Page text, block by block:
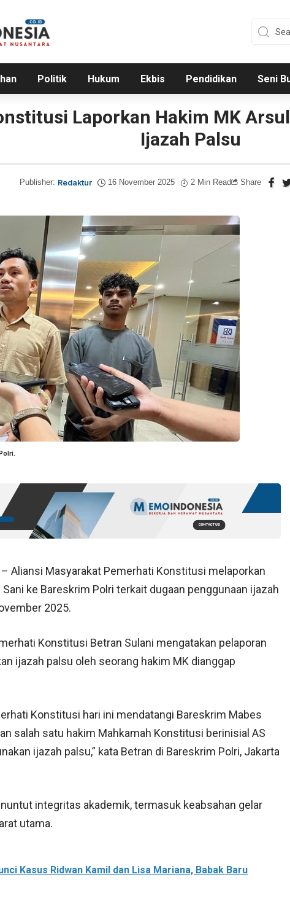
Politik Hukum Ekbis Pendidikan Seni
Laporkan Hakim MK
Ijazah Palsu
Publisher: Redaktur 16 November 2025 2 Min Read Share
– Aliansi Masyarakat Pemerhati Konstitusi melaporkan
ke Bareskrim Polri terkait dugaan penggunaan ijazah
2025.
Konstitusi Betran Sulani mengatakan pelaporan
ijazah palsu oleh seorang hakim MK dianggap
Konstitusi hari ini mendatangi Bareskrim Mabes
salah satu hakim Mahkamah Konstitusi berinisial AS
ijazah palsu,” kata Betran di Bareskrim Polri, Jakarta
integritas akademik, termasuk keabsahan gelar
utama.
Kasus Ridwan Kamil dan Lisa Mariana, Babak Baru